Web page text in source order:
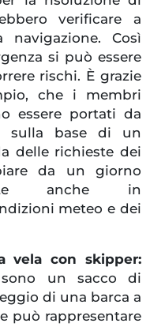
verificare a
Così
si può essere
rischi. È grazie
che i membri
essere portati da
sulla base di un
delle richieste dei
da un giorno
anche in
meteo e dei
vela con skipper:
un sacco di
di una barca a
può rappresentare